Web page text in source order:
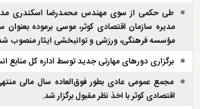
طی حکمی از سوی مهندس محمدرضا اسکندری
مدیره سازمان اقتصادی کوثر، موسی برموده
مؤسسه فرهنگی، ورزشی و توانبخشی ایثار منصوب
برگزاری دور‌های مهارتی جدید توسط اداره کل منابع
اقتصادی کوثر با اخذ نظر مقبول برگزار شد.